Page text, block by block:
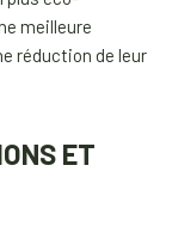
meilleure
réduction de leur
ET